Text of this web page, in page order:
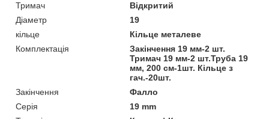
Тримач
Відкритий
Діаметр
19
кільце
Кільце металеве
Комплектація
Закінчення 19 мм-2 шт.
Тримач 19 мм-2 шт.Труба 19
мм, 200 см-1шт. Кільце з
гач.-20шт.
Закінчення
Фалло
Серія
19 mm